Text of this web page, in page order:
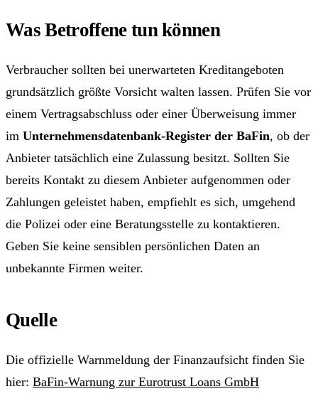
Was Betroffene tun können
Verbraucher sollten bei unerwarteten Kreditangeboten
grundsätzlich größte Vorsicht walten lassen. Prüfen Sie vor
einem Vertragsabschluss oder einer Überweisung immer
im Unternehmensdatenbank-Register der BaFin, ob der
Anbieter tatsächlich eine Zulassung besitzt. Sollten Sie
bereits Kontakt zu diesem Anbieter aufgenommen oder
Zahlungen geleistet haben, empfiehlt es sich, umgehend
die Polizei oder eine Beratungsstelle zu kontaktieren.
Geben Sie keine sensiblen persönlichen Daten an
unbekannte Firmen weiter.
Quelle
Die offizielle Warnmeldung der Finanzaufsicht finden Sie
hier: BaFin-Warnung zur Eurotrust Loans GmbH